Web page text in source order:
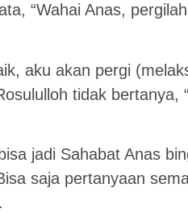
“Wahai Anas,
aku akan pergi
tidak bertanya,
jadi Sahabat Anas
saja pertanyaan